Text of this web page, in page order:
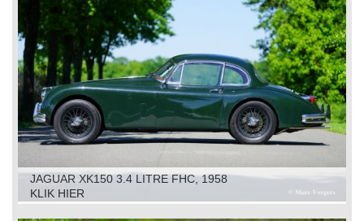
JAGUAR XK150 3.4 LITRE FHC, 1958
KLIK HIER